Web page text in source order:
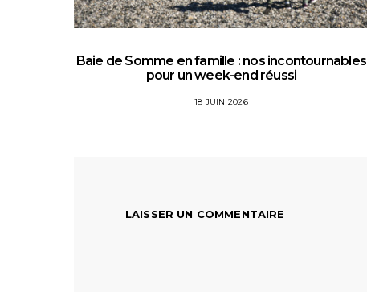
Baie de Somme en famille : nos incontournables
pour un week-end réussi
18 JUIN 2026
LAISSER UN COMMENTAIRE